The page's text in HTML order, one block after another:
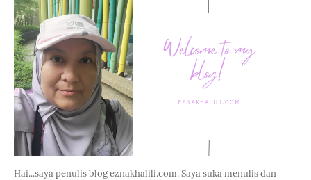
Hai...saya penulis blog eznakhalili.com. Saya suka menulis dan